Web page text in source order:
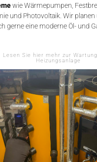
wie Wärmepumpen,
und Photovoltaik. Wir planen
gerne eine moderne Öl- und
Lesen Sie hier mehr zur
Heizungsanlage